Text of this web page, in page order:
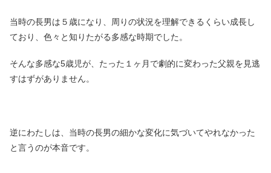
当時の長男は５歳になり、周りの状況を理解できるくらい成長し
ており、色々と知りたがる多感な時期でした。
そんな多感な5歳児が、たった１ヶ月で劇的に変わった父親を見逃
すはずがありません。
逆にわたしは、当時の長男の細かな変化に気づいてやれなかった
と言うのが本音です。